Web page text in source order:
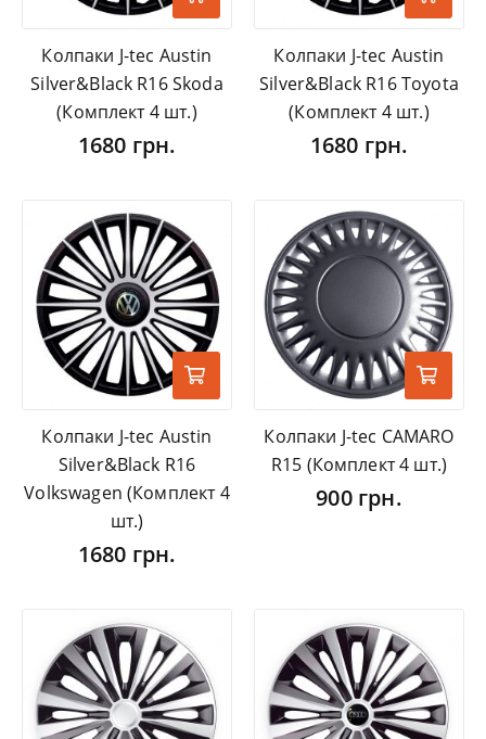
Колпаки J-tec Austin
Silver&Black R16 Skoda
(Комплект 4 шт.)
1680 грн.
Колпаки J-tec Austin
Silver&Black R16 Toyota
(Комплект 4 шт.)
1680 грн.
Колпаки J-tec Austin
Silver&Black R16
Volkswagen (Комплект 4
шт.)
1680 грн.
Колпаки J-tec CAMARO
R15 (Комплект 4 шт.)
900 грн.